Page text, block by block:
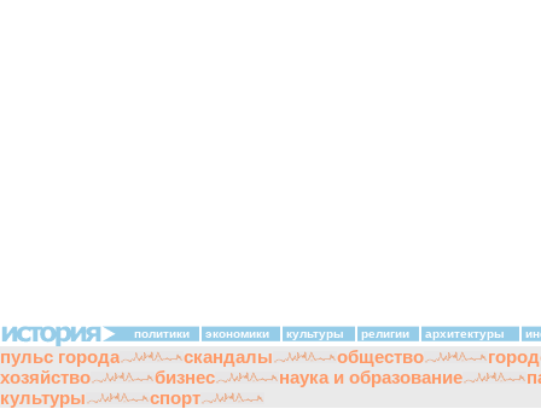
политики экономики культуры религии архитектуры
пульс города скандалы общество
хозяйство
бизнес наука и образование
культуры
спорт